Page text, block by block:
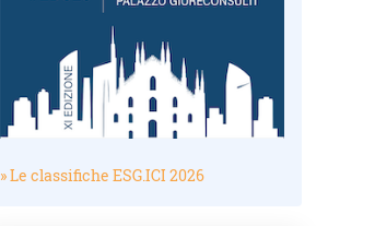
» Le classifiche ESG.ICI 2026